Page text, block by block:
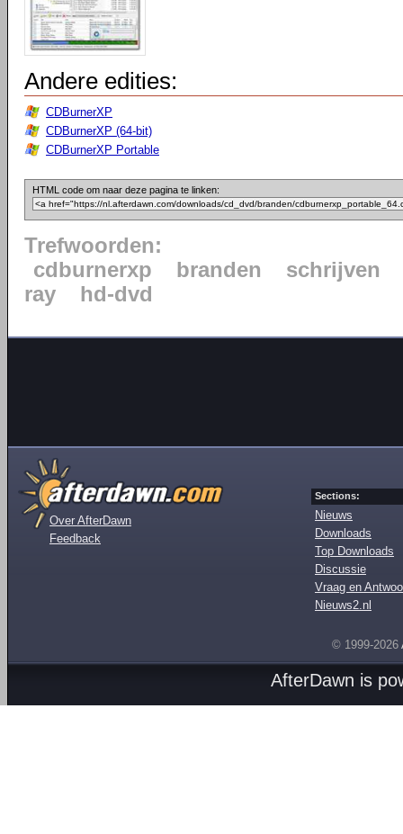
Andere edities:
CDBurnerXP
CDBurnerXP (64-bit)
CDBurnerXP Portable
HTML code om naar deze pagina te linken:
Trefwoorden:
cdburnerxp
branden
schrijven
ray
hd-dvd
Over AfterDawn
Feedback
Sections:
Nieuws
Downloads
Top Downloads
Discussie
Vraag en
Nieuws2.nl
© 1999-2026
AfterDawn is